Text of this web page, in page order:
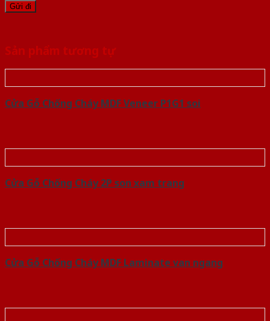
Sản phẩm tương tự
Cửa Gỗ Chống Cháy MDF Veneer P1G1 soi
Cửa Gỗ Chống Cháy 2P son xam trang
Cửa Gỗ Chống Cháy MDF Laminate van ngang